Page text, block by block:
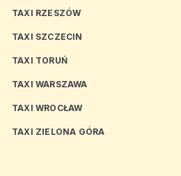
TAXI RZESZÓW
TAXI SZCZECIN
TAXI TORUŃ
TAXI WARSZAWA
TAXI WROCŁAW
TAXI ZIELONA GÓRA